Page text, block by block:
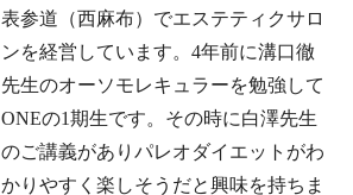
表参道（西麻布）でエステティクサロ
ンを経営しています。4年前に溝口徹
先生のオーソモレキュラーを勉強して
ONEの1期生です。その時に白澤先生
のご講義がありパレオダイエットがわ
かりやすく楽しそうだと興味を持ちま